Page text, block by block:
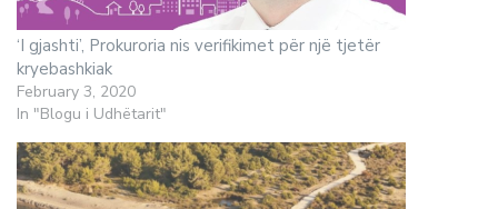
‘I gjashti’, Prokuroria nis verifikimet për një tjetër
kryebashkiak
February 3, 2020
In "Blogu i Udhëtarit"